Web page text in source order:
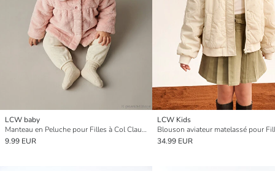
LCW baby
Manteau en Peluche pour Filles à Col Claudine
9.99 EUR
LCW Kids
Blouson aviateur matelassé pour
34.99 EUR